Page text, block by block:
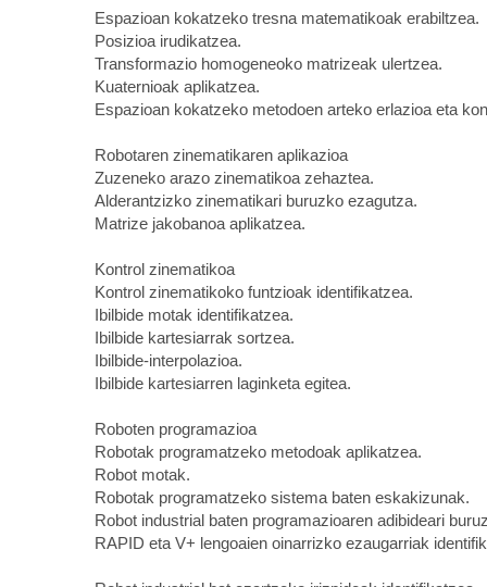
Espazioan kokatzeko tresna matematikoak erabiltzea.
Posizioa irudikatzea.
Transformazio homogeneoko matrizeak ulertzea.
Kuaternioak aplikatzea.
Espazioan kokatzeko metodoen arteko erlazioa eta
Robotaren zinematikaren aplikazioa
Zuzeneko arazo zinematikoa zehaztea.
Alderantzizko zinematikari buruzko ezagutza.
Matrize jakobanoa aplikatzea.
Kontrol zinematikoa
Kontrol zinematikoko funtzioak identifikatzea.
Ibilbide motak identifikatzea.
Ibilbide kartesiarrak sortzea.
Ibilbide-interpolazioa.
Ibilbide kartesiarren laginketa egitea.
Roboten programazioa
Robotak programatzeko metodoak aplikatzea.
Robot motak.
Robotak programatzeko sistema baten eskakizunak.
Robot industrial baten programazioaren adibideari
RAPID eta V+ lengoaien oinarrizko ezaugarriak